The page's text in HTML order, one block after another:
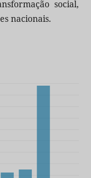
social,
nacionais.